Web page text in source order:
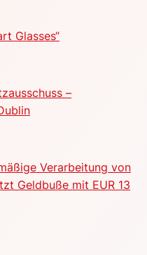
Glasses“
–
Verarbeitung von
Geldbuße mit EUR 13